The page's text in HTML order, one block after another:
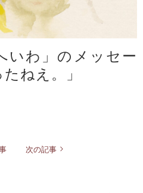
いわ」のメッセー
ねえ。」
次の記事